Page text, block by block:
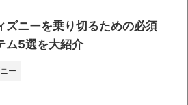
ズニーを乗り切るための必須
ム5選を大紹介
ー